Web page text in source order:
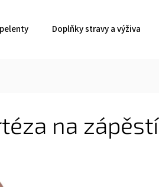
Doplňky stravy a výživa
na zápěstí